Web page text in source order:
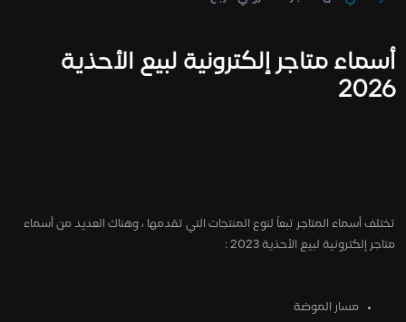
أسماء متاجر إلكترونية لبيع الأحذية
2026
تختلف أسماء المتاجر تبعاً لنوع المنتجات التي تقدمها ، وهناك العديد من أسماء
متاجر إلكترونية لبيع الأحذية 2023 :
مسار الموضة